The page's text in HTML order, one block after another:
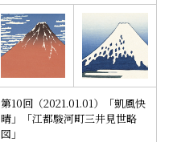
第10回（2021.01.01）「凱風快
晴」「江都駿河町三井見世略
図」